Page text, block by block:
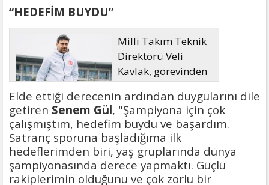
“HEDEFİM BUYDU”
Milli Takım Teknik
Direktörü Veli
Kavlak, görevinden
ayrıldı
Elde ettiği derecenin ardından duygularını dile
getiren Senem Gül, "Şampiyona için çok
çalışmıştım, hedefim buydu ve başardım.
Satranç sporuna başladığıma ilk
hedeflerimden biri, yaş gruplarında dünya
şampiyonasında derece yapmaktı. Güçlü
rakiplerimin olduğunu ve çok zorlu bir